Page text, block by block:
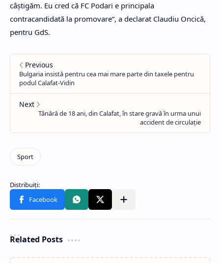
câştigăm. Eu cred că FC Podari e principala
contracandidată la promovare“, a declarat Claudiu Oncică,
pentru GdS.
Related Posts